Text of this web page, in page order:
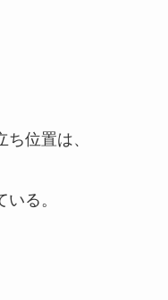
位置は、
る。